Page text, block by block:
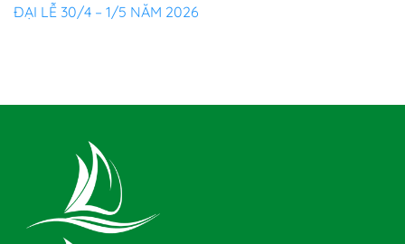
ĐẠI LỄ 30/4 – 1/5 NĂM 2026